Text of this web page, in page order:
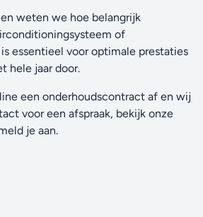
weten we hoe belangrijk
of
essentieel voor optimale prestaties
hele jaar door.
een onderhoudscontract af en wij
voor een afspraak, bekijk onze
je aan.